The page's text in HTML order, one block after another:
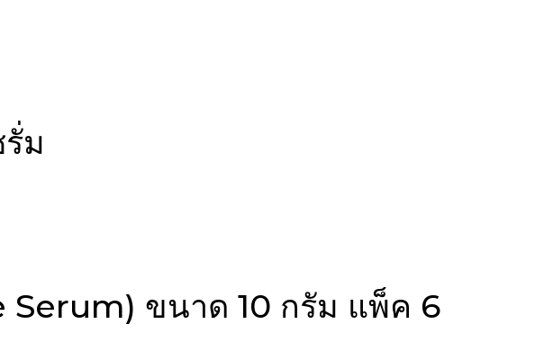
ม
Serum) ขนาด 10 กรัม แพ็ค 6